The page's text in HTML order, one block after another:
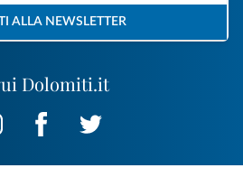
Dolomiti.it
ALLA NEWSLETTER